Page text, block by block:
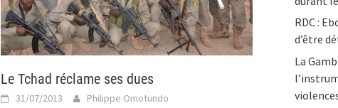
Le Tchad réclame ses dues
31/07/2013 Philippe Omotundo
RDC :
d’être
La